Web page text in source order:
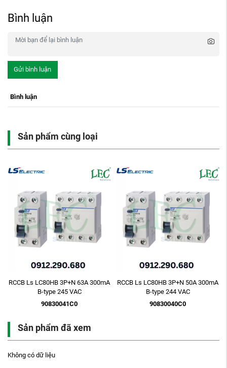
Bình luận
Gửi bình luận
Bình luận
Sản phẩm cùng loại
RCCB Ls LC80HB 3P+N 50A 300mA
B-type 244 VAC
90830040C0
RCCB Ls LC80HB 3P+N 40A
B-type 243 VAC
90830039C0
Sản phẩm đã xem
Không có dữ liệu